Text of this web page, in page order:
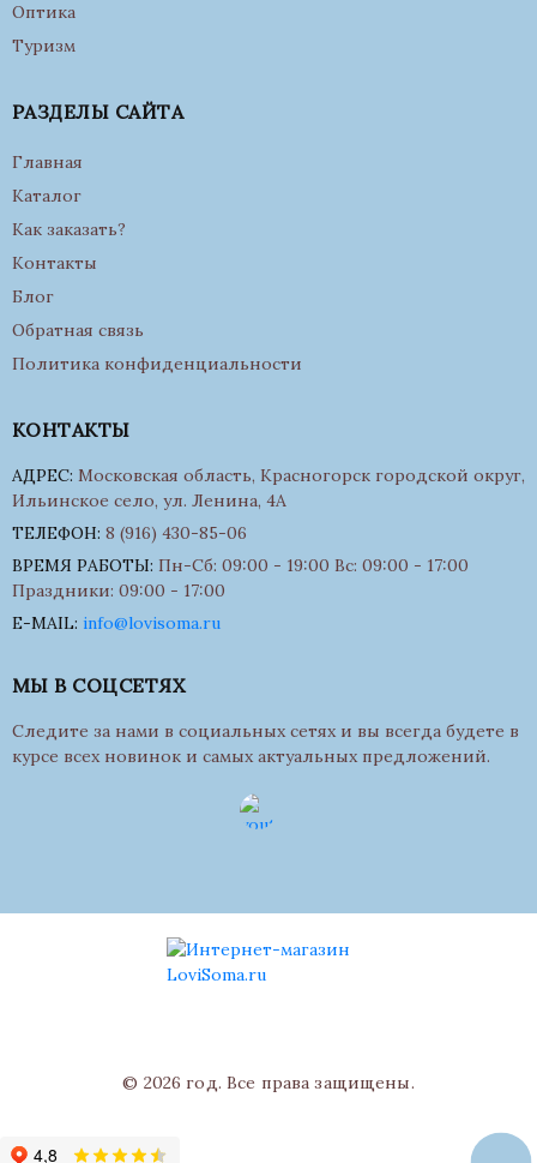
Оптика
Туризм
РАЗДЕЛЫ САЙТА
Главная
Каталог
Как заказать?
Контакты
Блог
Обратная связь
Политика конфиденциальности
КОНТАКТЫ
АДРЕС: Московская область, Красногорск городской округ,
Ильинское село, ул. Ленина, 4А
ТЕЛЕФОН: 8 (916) 430-85-06
ВРЕМЯ РАБОТЫ: Пн-Сб: 09:00 - 19:00 Вс: 09:00 - 17:00
Праздники: 09:00 - 17:00
E-MAIL: info@lovisoma.ru
МЫ В СОЦСЕТЯХ
Следите за нами в социальных сетях и вы всегда будете в
курсе всех новинок и самых актуальных предложений.
© 2026 год. Все права защищены.